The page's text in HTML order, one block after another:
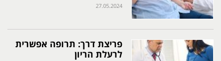
27.05.2024
פריצת דרך: תרופה אפשרית
לרעלת הריון